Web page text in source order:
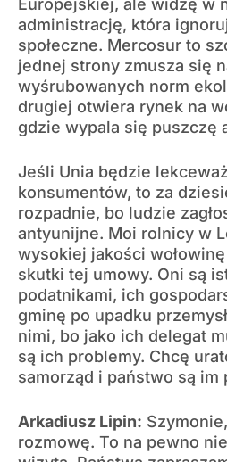
Europejskiej, ale widzę w
administrację, która
społeczne. Mercosur to
jednej strony zmusza się
wyśrubowanych norm
drugiej otwiera rynek na
gdzie wypala się puszczę
Jeśli Unia będzie
konsumentów, to za
rozpadnie, bo ludzie
antyunijne. Moi rolnicy w
wysokiej jakości
skutki tej umowy. Oni są
podatnikami, ich
gminę po upadku
nimi, bo jako ich delegat
są ich problemy. Chcę
samorząd i państwo są im
Arkadiusz Lipin:
rozmowę. To na pewno